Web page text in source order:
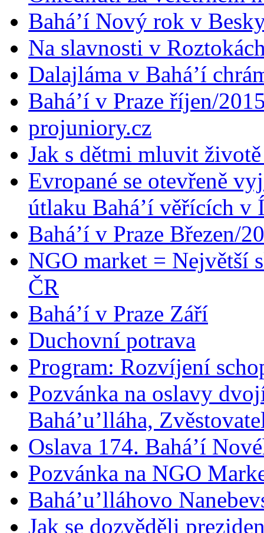
Bahá’í Nový rok v
Na slavnosti v
Dalajláma v Bahá’í
Bahá’í v Praze říjen/
projuniory.cz
Jak s dětmi mluvit
Evropané se otevřeně
útlaku Bahá’í věřících v
Bahá’í v Praze Březen/
NGO market = Největší
ČR
Bahá’í v Praze Září
Duchovní potrava
Program: Rozvíjení
Pozvánka na oslavy
Bahá’u’lláha,
Oslava 174. Bahá’í
Pozvánka na NGO
Bahá’u’lláhovo
Jak se dozvěděli